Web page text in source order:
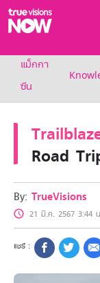
True
แพ็กเกจ
NOW
NOW
แพ็กเกจท
เคเบิลและ
สิทธิพิเศษ
สิทธิพิเศษ
Showtime
HoReCa
แพ็กเกจส
หาร้านร่วม
FAQs
แม็กกา
ซีน
Road
By: TrueVisions
21 มี.ค. 2567 3:44